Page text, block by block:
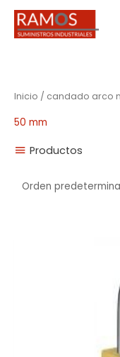
Inicio / candado arco
50 mm
Productos